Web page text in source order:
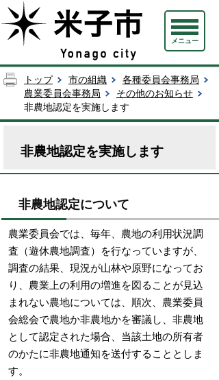
メニュー
トップ 市の組織
各種委員会事務局
農業委員会事務局
その他のお知らせ
非農地認定を実施します
非農地認定を実施します
非農地認定について
農業委員会では、毎年、農地の利用状況調
査（遊休農地調査）を行なっていますが、
調査の結果、現況が山林や原野になってお
り、農業上の利用の増進を図ることが見込
まれない農地については、順次、農業委員
会総会で農地か非農地かを審議し、非農地
として認定された場合、当該土地の所有者
のかたに非農地通知を送付することとしま
す。